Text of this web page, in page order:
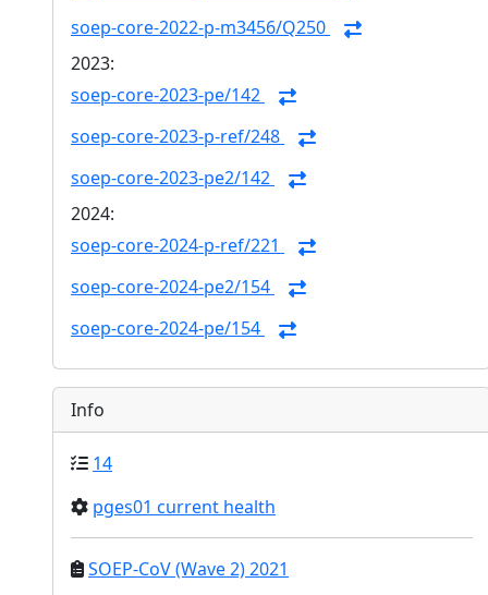
soep-core-2022-p-m3456/Q250
2023:
soep-core-2023-pe/142
soep-core-2023-p-ref/248
soep-core-2023-pe2/142
2024:
soep-core-2024-p-ref/221
soep-core-2024-pe2/154
soep-core-2024-pe/154
Info
14
pges01 current health
SOEP-CoV (Wave 2) 2021